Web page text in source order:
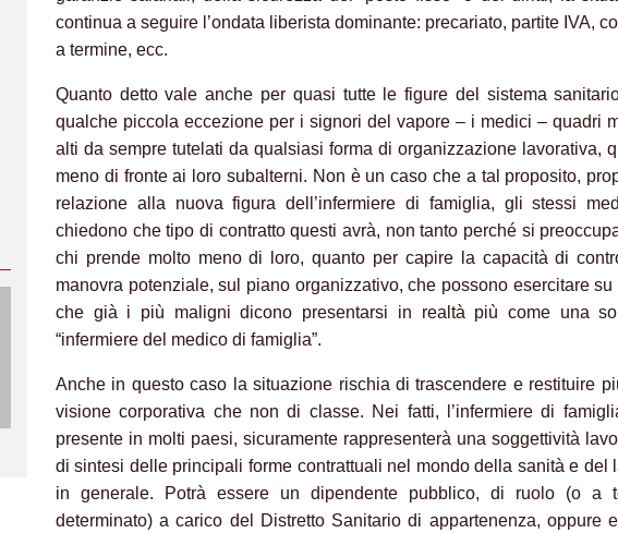
continua a seguire l’ondata liberista dominante: precariato, partite IVA,
a termine, ecc.
Quanto detto vale anche per quasi tutte le figure del sistema
qualche piccola eccezione per i signori del vapore – i medici – quadri
alti da sempre tutelati da qualsiasi forma di organizzazione lavorativa,
meno di fronte ai loro subalterni. Non è un caso che a tal proposito,
relazione alla nuova figura dell’infermiere di famiglia, gli stessi
chiedono che tipo di contratto questi avrà, non tanto perché si
chi prende molto meno di loro, quanto per capire la capacità di
manovra potenziale, sul piano organizzativo, che possono esercitare su
che già i più maligni dicono presentarsi in realtà più come una
“infermiere del medico di famiglia”.
Anche in questo caso la situazione rischia di trascendere e restituire
visione corporativa che non di classe. Nei fatti, l’infermiere di
presente in molti paesi, sicuramente rappresenterà una soggettività
di sintesi delle principali forme contrattuali nel mondo della sanità e del
in generale. Potrà essere un dipendente pubblico, di ruolo (o a
determinato) a carico del Distretto Sanitario di appartenenza, oppure